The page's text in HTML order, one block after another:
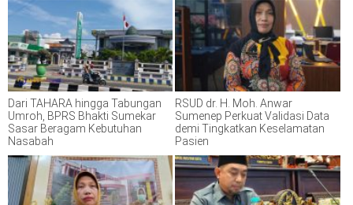
Dari TAHARA hingga Tabungan
Umroh, BPRS Bhakti Sumekar
Sasar Beragam Kebutuhan
Nasabah
RSUD dr. H. Moh. Anwar
Sumenep Perkuat Validasi Data
demi Tingkatkan Keselamatan
Pasien